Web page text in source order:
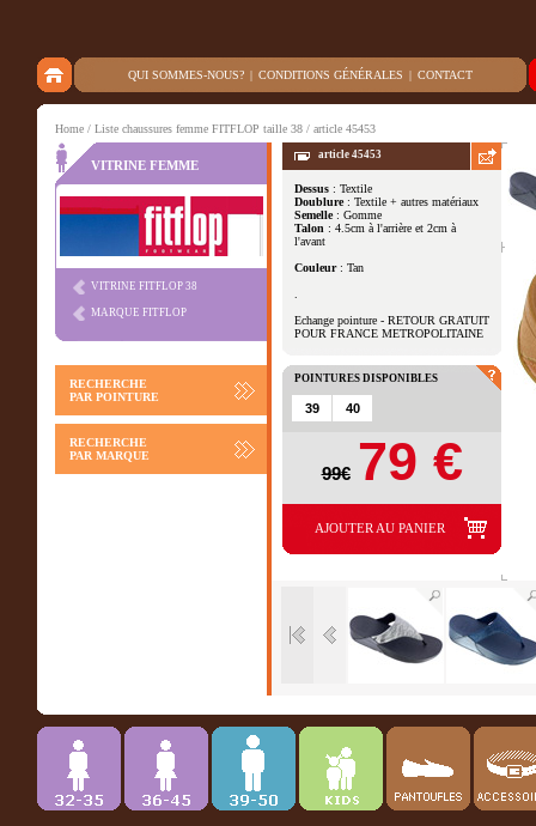
QUI SOMMES-NOUS? | CONDITIONS GÉNÉRALES | CONTACT
Home / Liste chaussures femme FITFLOP taille 38 / article 45453
VITRINE FEMME
VITRINE FITFLOP 38
MARQUE FITFLOP
RECHERCHE
PAR POINTURE
RECHERCHE
PAR MARQUE
article 45453
Dessus : Textile
Doublure: Textile + autres matériaux
Semelle: Gomme
Talon : 4.5cm à l'arrière et 2cm à
l'avant
Couleur : Tan
Echange pointure - RETOUR GRATUIT
POUR FRANCE METROPOLITAINE
POINTURES DISPONIBLES
39 40
99€ 79 €
AJOUTER AU PANIER
Autres vues